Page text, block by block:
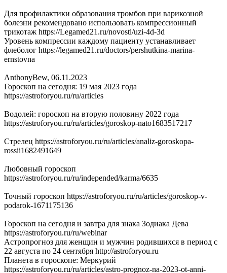
Для профилактики образования тромбов при варикозной
болезни рекомендовано использовать компрессионный
трикотаж https://Legamed21.ru/novosti/uzi-4d-3d
Уровень компрессии каждому пациенту устанавливает
флеболог https://legamed21.ru/doctors/pershutkina-marina-
ernstovna
AnthonyBew, 06.11.2023
Гороскоп на сегодня: 19 мая 2023 года
https://astroforyou.ru/ru/articles
Водолей: гороскоп на вторую половину 2022 года
https://astroforyou.ru/ru/articles/goroskop-nato1683517217
Стрелец https://astroforyou.ru/ru/articles/analiz-goroskopa-
rossii1682491649
Любовный гороскоп
https://astroforyou.ru/ru/independed/karma/6635
Точный гороскоп https://astroforyou.ru/ru/articles/goroskop-v-
podarok-1671175136
Гороскоп на сегодня и завтра для знака Зодиака Дева
https://astroforyou.ru/ru/webinar
Астропрогноз для женщин и мужчин родившихся в период с
22 августа по 24 сентября http://astroforyou.ru
Планета в гороскопе: Меркурий
https://astroforyou.ru/ru/articles/astro-prognoz-na-2023-ot-anni-